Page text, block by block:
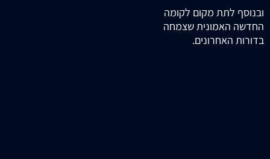
ובנוסף לתת מקום לקומה
החדשה האמונית שצמחה
בדורות האחרונים.